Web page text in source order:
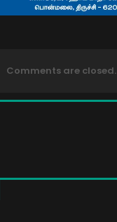
Comments are closed.